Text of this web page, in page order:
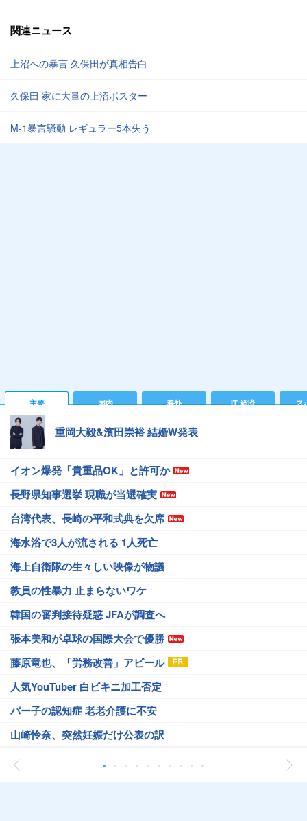
関連ニュース
上沼への暴言 久保田が真相告白
久保田 家に大量の上沼ポスター
M-1暴言騒動 レギュラー5本失う
主要 国内 海外 IT 経済 ス
重岡大毅&濱田崇裕 結婚W発表
イオン爆発「貴重品OK」と許可か
長野県知事選挙 現職が当選確実
台湾代表、長崎の平和式典を欠席
海水浴で3人が流される 1人死亡
海上自衛隊の生々しい映像が物議
教員の性暴力 止まらないワケ
韓国の審判接待疑惑 JFAが調査へ
張本美和が卓球の国際大会で優勝
藤原竜也、「労務改善」アピール
人気YouTuber 白ビキニ加工否定
パー子の認知症 老老介護に不安
山崎怜奈、突然妊娠だけ公表の訳